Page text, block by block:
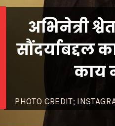
PHOTO CREDIT;
अभिनेत्री
सौंदर्याबद्दल
काय